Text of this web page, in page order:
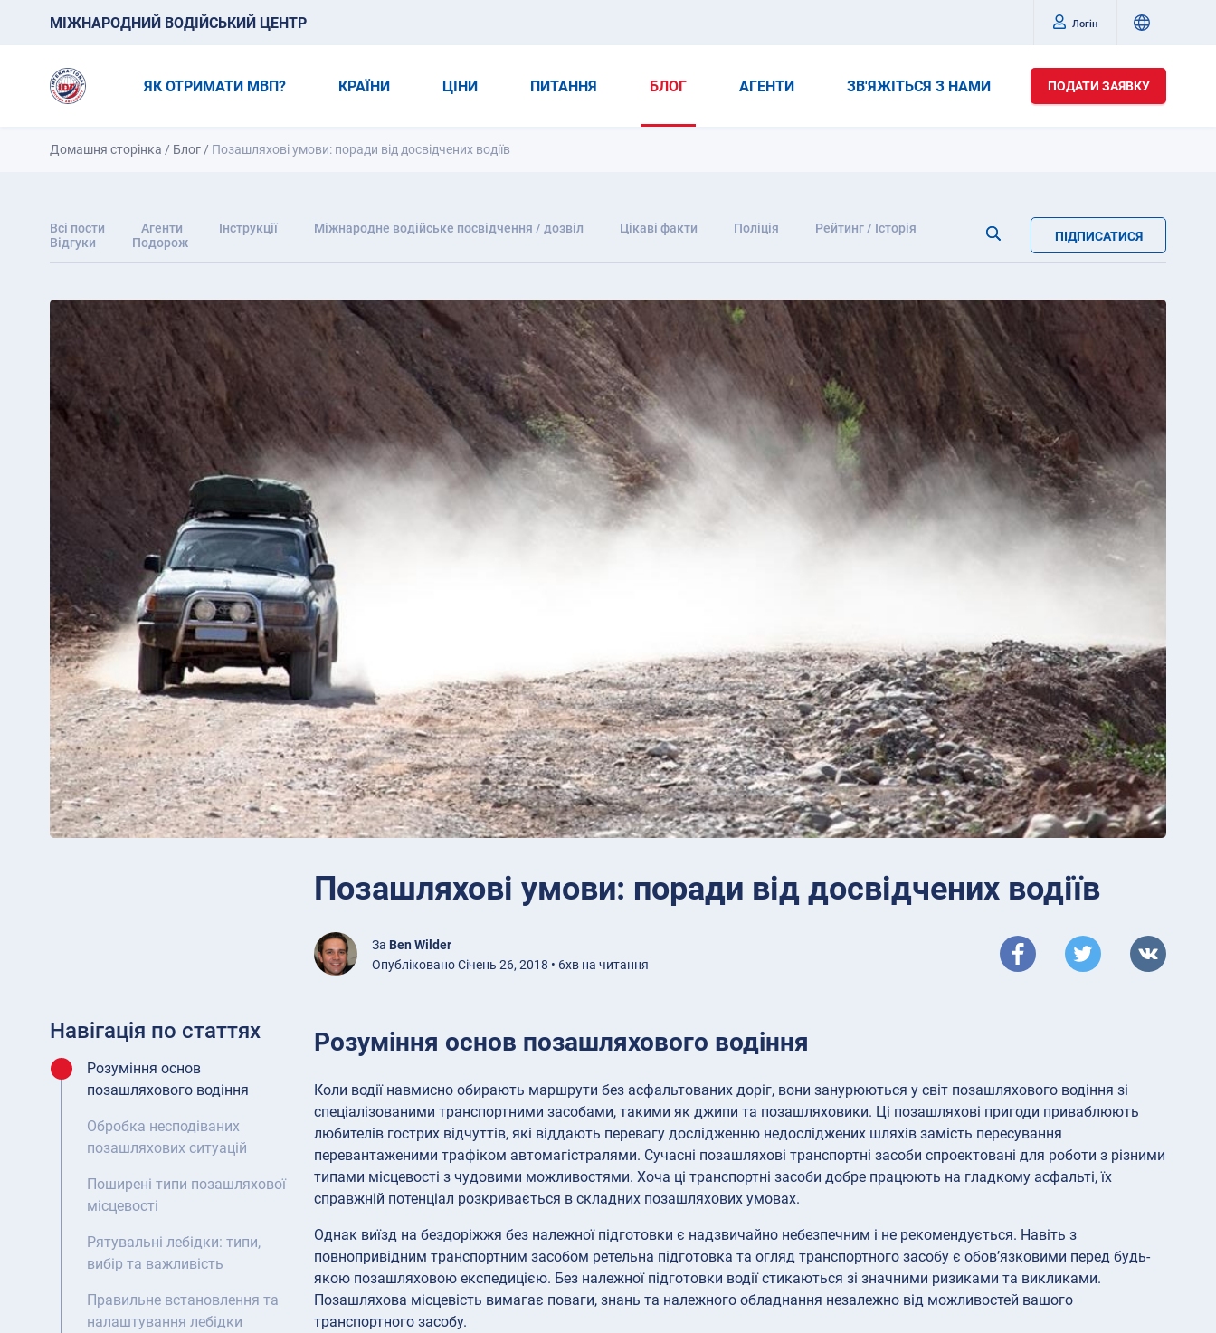
МІЖНАРОДНИЙ ВОДІЙСЬКИЙ ЦЕНТР Логін
ЯК ОТРИМАТИ МВП? КРАЇНИ ЦІНИ ПИТАННЯ БЛОГ АГЕНТИ ЗВ'ЯЖІТЬСЯ З НАМИ ПОДАТИ ЗАЯВКУ
Домашня сторінка / Блог / Позашляхові умови: поради від досвідчених водіїв
Всі пости Агенти Інструкції Міжнародне водійське посвідчення / дозвіл Цікаві факти Поліція
Рейтинг / Історія
Відгуки
Подорож ПІДПИСАТИСЯ
Позашляхові умови: поради від досвідчених водіїв
За Ben Wilder
Опубліковано Січень 26, 2018 • 6хв на читання
Навігація по статтях
Розуміння основ
позашляхового водіння
Обробка несподіваних
позашляхових ситуацій
Поширені типи позашляхової
місцевості
Рятувальні лебідки: типи,
вибір та важливість
Правильне встановлення та
налаштування лебідки
Розуміння основ позашляхового водіння
Коли водії навмисно обирають маршрути без асфальтованих доріг, вони занурюються у світ позашляхового водіння зі
спеціалізованими транспортними засобами, такими як джипи та позашляховики. Ці позашляхові пригоди приваблюють
любителів гострих відчуттів, які віддають перевагу дослідженню недосліджених шляхів замість пересування
перевантаженими трафіком автомагістралями. Сучасні позашляхові транспортні засоби спроектовані для роботи з різними
типами місцевості з чудовими можливостями. Хоча ці транспортні засоби добре працюють на гладкому асфальті, їх
справжній потенціал розкривається в складних позашляхових умовах.
Однак виїзд на бездоріжжя без належної підготовки є надзвичайно небезпечним і не рекомендується. Навіть з
повнопривідним транспортним засобом ретельна підготовка та огляд транспортного засобу є обов’язковими перед будь-
якою позашляховою експедицією. Без належної підготовки водії стикаються зі значними ризиками та викликами.
Позашляхова місцевість вимагає поваги, знань та належного обладнання незалежно від можливостей вашого
транспортного засобу.